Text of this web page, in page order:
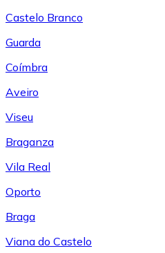
Castelo Branco
Guarda
Coímbra
Aveiro
Viseu
Braganza
Vila Real
Oporto
Braga
Viana do Castelo